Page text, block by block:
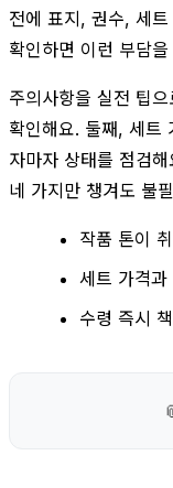
전에 표지, 권수, 세
확인하면 이런 부담
주의사항을 실전 팁
확인해요. 둘째, 세트
자마자 상태를 점검
네 가지만 챙겨도 불
작품 톤이
세트 가격
수령 즉시